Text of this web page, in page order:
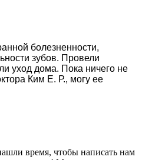
болезненности,
зубов. Провели
уход дома. Пока ничего не
Ким Е. Р., могу ее
время, чтобы написать нам